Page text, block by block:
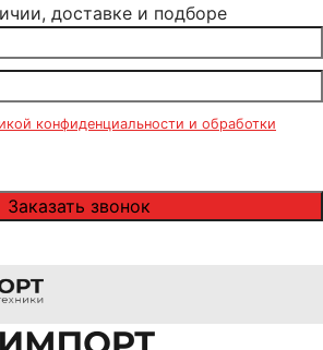
доставке и подборе
конфиденциальности и обработки